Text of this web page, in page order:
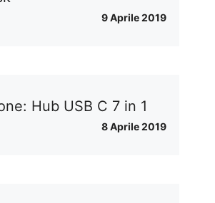
9 Aprile 2019
Hub USB C 7 in 1
8 Aprile 2019